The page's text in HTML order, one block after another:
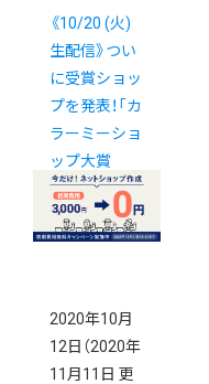
《10/20 (火)
生配信》つい
に受賞ショッ
プを発表！「カ
ラーミーショ
ップ大賞
2020」授賞式
を開催します
2020年10月
12日 （2020年
11月11日 更